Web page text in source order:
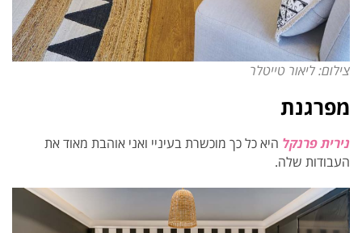
צילום: ליאור טייטלר
מפרגנת
נירית פרנקל היא כל כך מוכשרת בעיניי ואני אוהבת מאוד את
העבודות שלה.